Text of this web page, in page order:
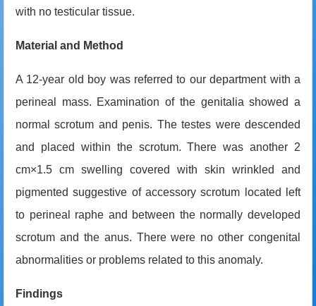
with no testicular tissue.
Material and Method
A 12-year old boy was referred to our department with a
perineal mass. Examination of the genitalia showed a
normal scrotum and penis. The testes were descended
and placed within the scrotum. There was another 2
cm×1.5 cm swelling covered with skin wrinkled and
pigmented suggestive of accessory scrotum located left
to perineal raphe and between the normally developed
scrotum and the anus. There were no other congenital
abnormalities or problems related to this anomaly.
Findings